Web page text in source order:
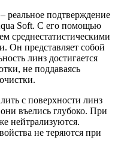
реальное подтверждение
Soft. С его помощью
среднестатистическими
Он представляет собой
линз достигается
не поддаваясь
с поверхности линз
въелись глубоко. При
нейтрализуются.
не теряются при